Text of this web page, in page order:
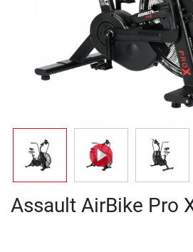
Assault AirBike Pro